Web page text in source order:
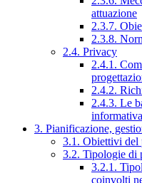
attuazione
2.3.7.
2.3.8.
2.4. Privacy
2.4.1.
2.4.2.
2.4.3. Le
3. Pianificazione,
3.1. Obiettivi del
3.2. Tipologie di
3.2.1.
coinvolti